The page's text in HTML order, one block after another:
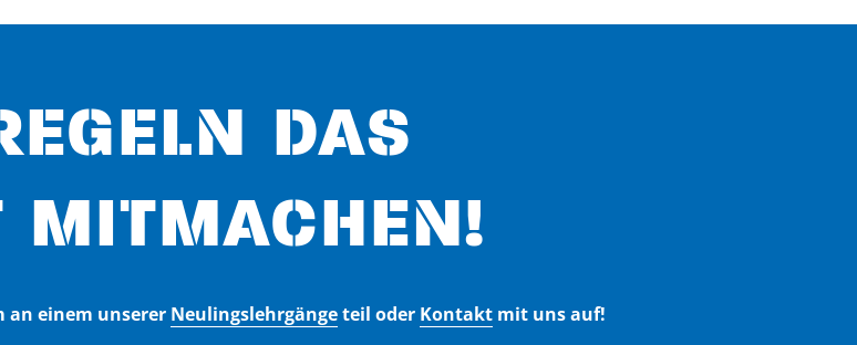
DAS
MITMACHEN!
an einem unserer Neulingslehrgängeteil oder Kontaktmit uns auf!